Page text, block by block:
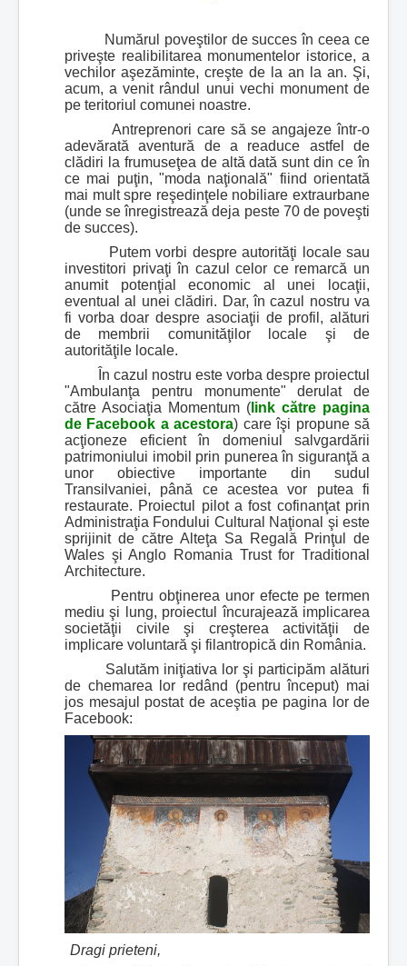
Numărul poveştilor de succes în ceea ce
priveşte realibilitarea monumentelor istorice, a
vechilor aşezăminte, creşte de la an la an. Şi,
acum, a venit rândul unui vechi monument de
pe teritoriul comunei noastre.
Antreprenori care să se angajeze într-o
adevărată aventură de a readuce astfel de
clădiri la frumuseţea de altă dată sunt din ce în
ce mai puţin, "moda naţională" fiind orientată
mai mult spre reşedinţele nobiliare extraurbane
(unde se înregistrează deja peste 70 de poveşti
de succes).
Putem vorbi despre autorităţi locale sau
investitori privaţi în cazul celor ce remarcă un
anumit potenţial economic al unei locaţii,
eventual al unei clădiri. Dar, în cazul nostru va
fi vorba doar despre asociaţii de profil, alături
de membrii comunităţilor locale şi de
autorităţile locale.
În cazul nostru este vorba despre proiectul
"Ambulanţa pentru monumente" derulat de
către Asociaţia Momentum ( link către pagina
de Facebook a acestora) care îşi propune să
acţioneze eficient în domeniul salvgardării
patrimoniului imobil prin punerea în siguranţă a
unor obiective importante din sudul
Transilvaniei, până ce acestea vor putea fi
restaurate. Proiectul pilot a fost cofinanţat prin
Administraţia Fondului Cultural Naţional şi este
sprijinit de către Alteţa Sa Regală Prinţul de
Wales şi Anglo Romania Trust for Traditional
Architecture.
Pentru obţinerea unor efecte pe termen
mediu şi lung, proiectul încurajează implicarea
societăţii civile şi creşterea activităţii de
implicare voluntară şi filantropică din România.
Salutăm iniţiativa lor şi participăm alături
de chemarea lor redând (pentru început) mai
jos mesajul postat de aceştia pe pagina lor de
Facebook:
Dragi prieteni,